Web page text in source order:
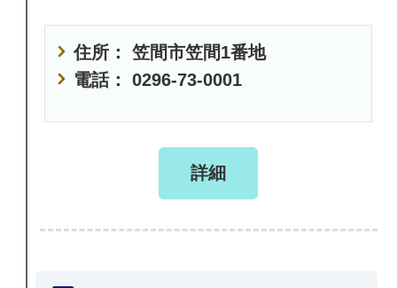
住所： 笠間市笠間1番地
電話： 0296-73-0001
詳細